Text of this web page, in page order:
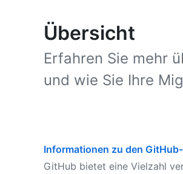
Übersicht
Erfahren Sie mehr
und wie Sie Ihre
Informationen zu den
GitHub bietet eine Vielzahl